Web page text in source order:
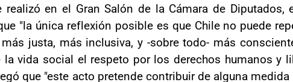
realizó en el Gran Salón de la Cámara de Diputados,
"la única reflexión posible es que Chile no puede
justa, más inclusiva, y -sobre todo- más
vida social el respeto por los derechos humanos y
que "este acto pretende contribuir de alguna